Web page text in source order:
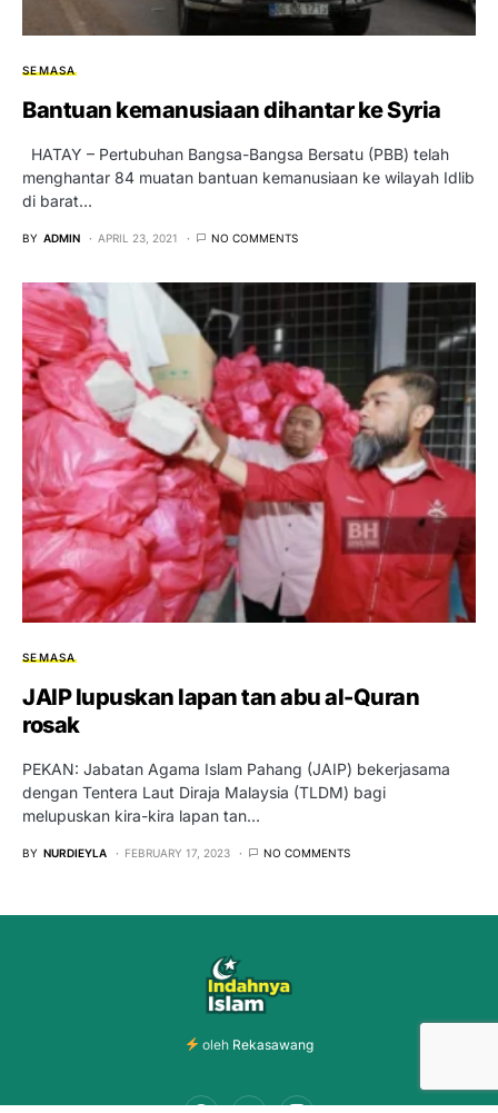
SEMASA
Bantuan kemanusiaan dihantar ke Syria
HATAY – Pertubuhan Bangsa-Bangsa Bersatu (PBB) telah
menghantar 84 muatan bantuan kemanusiaan ke wilayah Idlib
di barat…
BY ADMIN APRIL 23, 2021 NO COMMENTS
SEMASA
JAIP lupuskan lapan tan abu al-Quran
rosak
PEKAN: Jabatan Agama Islam Pahang (JAIP) bekerjasama
dengan Tentera Laut Diraja Malaysia (TLDM) bagi
melupuskan kira-kira lapan tan…
BY NURDIEYLA FEBRUARY 17, 2023 NO COMMENTS
oleh Rekasawang